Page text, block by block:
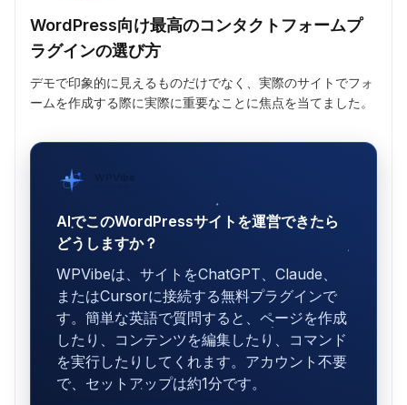
WordPress向け最高のコンタクトフォームプ
ラグインの選び方
デモで印象的に見えるものだけでなく、実際のサイトでフォ
ームを作成する際に実際に重要なことに焦点を当てました。
WPVibe
AIでこのWordPressサイトを運営できたら
どうしますか？
WPVibeは、サイトをChatGPT、Claude、
またはCursorに接続する無料プラグインで
す。簡単な英語で質問すると、ページを作成
したり、コンテンツを編集したり、コマンド
を実行したりしてくれます。アカウント不要
で、セットアップは約1分です。